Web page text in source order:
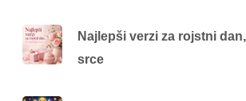
Najlepši verzi za rojstni
srce